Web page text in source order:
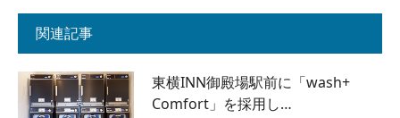
関連記事
東横INN御殿場駅前に「wash+
Comfort」を採用し…